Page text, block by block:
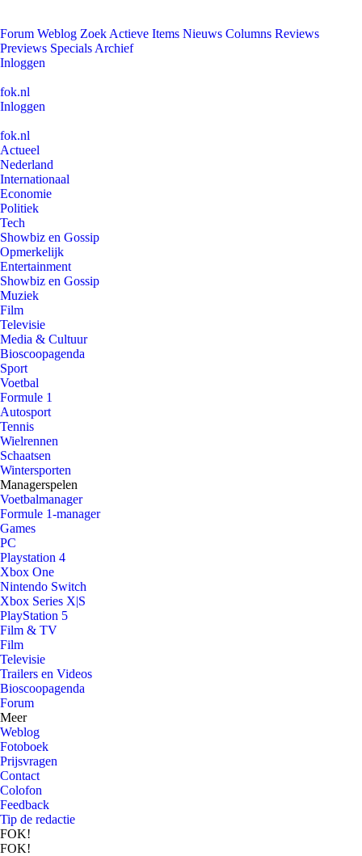
Forum Weblog Zoek Actieve Items Nieuws Columns Reviews
Previews Specials Archief
Inloggen
fok.nl
Inloggen
fok.nl
Actueel
Nederland
Internationaal
Economie
Politiek
Tech
Showbiz en Gossip
Opmerkelijk
Entertainment
Showbiz en Gossip
Muziek
Film
Televisie
Media & Cultuur
Bioscoopagenda
Sport
Voetbal
Formule 1
Autosport
Tennis
Wielrennen
Schaatsen
Wintersporten
Managerspelen
Voetbalmanager
Formule 1-manager
Games
PC
Playstation 4
Xbox One
Nintendo Switch
Xbox Series X|S
PlayStation 5
Film & TV
Film
Televisie
Trailers en Videos
Bioscoopagenda
Forum
Meer
Weblog
Fotoboek
Prijsvragen
Contact
Colofon
Feedback
Tip de redactie
FOK!
FOK!